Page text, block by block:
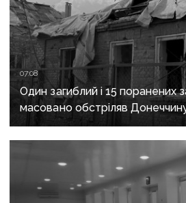
07:08
Один загиблий і 15 поранених
масовано обстріляв